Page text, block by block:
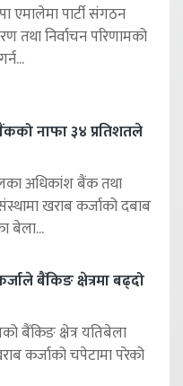
पार्टी संगठन
तथा निर्वाचन परिणामको
नाफा ३४ प्रतिशतले
अधिकांश बैंक तथा
खराब कर्जाको दबाब
बेला...
बैंकिङ क्षेत्रमा बढ्दो
बैंकिङ क्षेत्र यतिबेला
कर्जाको चपेटामा परेको